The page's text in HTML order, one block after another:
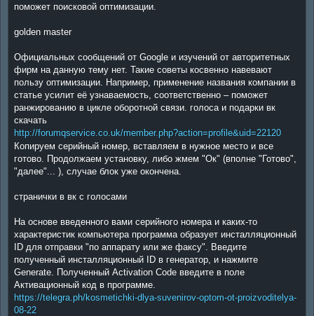
поможет поисковой оптимизации.
golden master
Официальных сообщений от Google и изучений от авторитетных
фирм на данную тему нет. Такие советы косвенно навевают
пользу оптимизации. Например, применение названия компании в
статье усилит её узнаваемость, соответственно – поможет
ранжированию в цикле оборотной связи. голоса и подарки вк
скачать
http://forumqservice.co.uk/member.php?action=profile&uid=22120
Копируем серийный номер, вставляем в нужное место и все
готово. Продолжаем установку, либо жмем "Ок" (вполне "Готово",
"далее"... ), случае блок уже окончена.
странички в вк с голосами
На основе введенного вами серийного номера и каких-то
характеристик компьютера программа образует инсталляционный
ID для отправки "по аппарату или же факсу". Введите
полученный инсталляционный ID в генератор, и нажмите
Generate. Полученный Activation Code введите в поле
Активационный код в программе.
https://telegra.ph/kosmetichki-dlya-suvenirov-optom-ot-proizvoditelya-
08-22